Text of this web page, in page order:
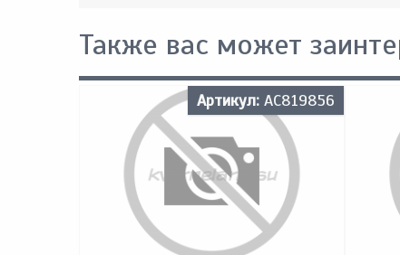
Также вас может
Артикул: AC819856